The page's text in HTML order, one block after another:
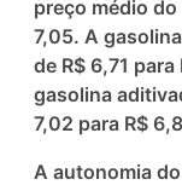
preço médio do
7,05. A
de R$ 6,71
gasolina
7,02 para R$
A autonomia